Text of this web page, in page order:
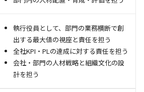
執行役員として、部門の業務横断で創
出する最大値の視座と責任を担う
全社KPI・PLの達成に対する責任を担う
会社・部門の人材戦略と組織文化の設
計を担う